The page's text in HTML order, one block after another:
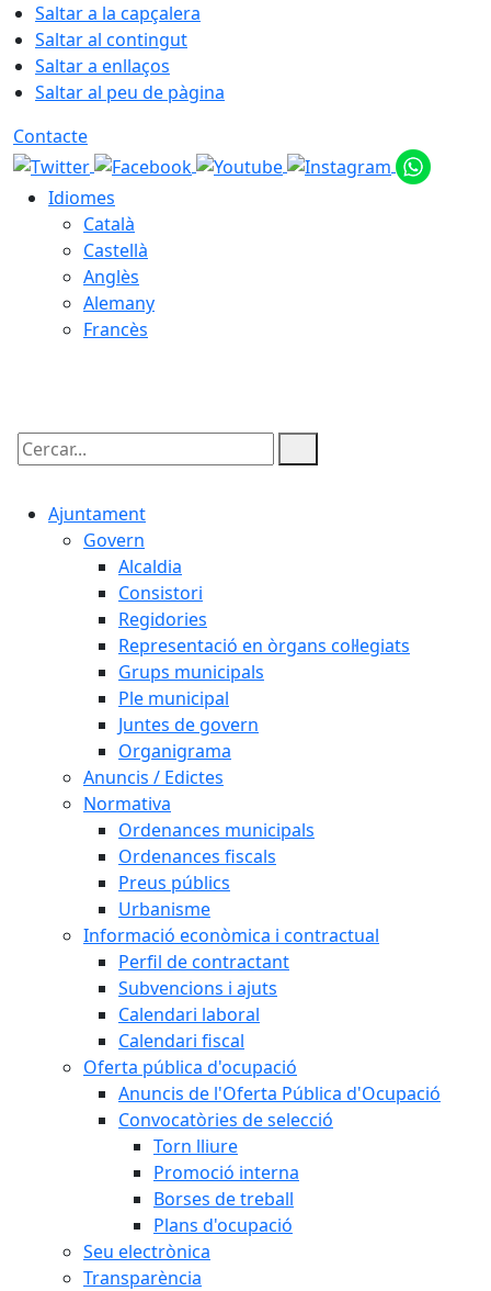
Saltar a la capçalera
Saltar al contingut
Saltar a enllaços
Saltar al peu de pàgina
Contacte
Idiomes
Català
Castellà
Anglès
Alemany
Francès
Cercar:
Ajuntament
Govern
Alcaldia
Consistori
Regidories
Representació en òrgans col·legiats
Grups municipals
Ple municipal
Juntes de govern
Organigrama
Anuncis / Edictes
Normativa
Ordenances municipals
Ordenances fiscals
Preus públics
Urbanisme
Informació econòmica i contractual
Perfil de contractant
Subvencions i ajuts
Calendari laboral
Calendari fiscal
Oferta pública d'ocupació
Anuncis de l'Oferta Pública d'Ocupació
Convocatòries de selecció
Torn lliure
Promoció interna
Borses de treball
Plans d'ocupació
Seu electrònica
Transparència